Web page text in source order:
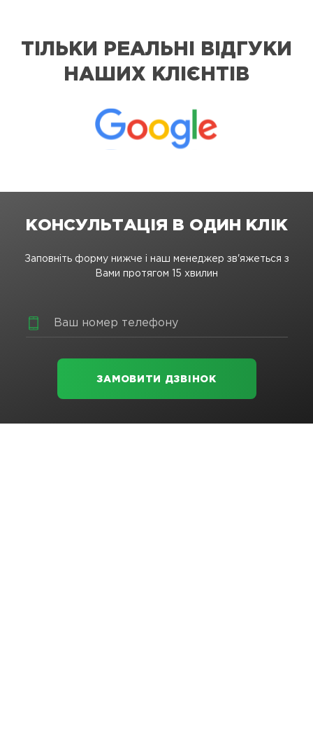
ТІЛЬКИ РЕАЛЬНІ ВІДГУКИ
НАШИХ КЛІЄНТІВ
КОНСУЛЬТАЦІЯ В ОДИН КЛІК
Заповніть форму нижче і наш менеджер зв'яжеться з
Вами протягом 15 хвилин